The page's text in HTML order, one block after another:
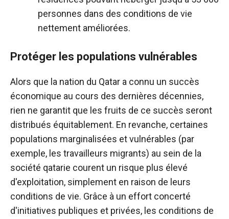
personnes dans des conditions de vie
nettement améliorées.
Protéger les populations vulnérables
Alors que la nation du Qatar a connu un succès
économique au cours des dernières décennies,
rien ne garantit que les fruits de ce succès seront
distribués équitablement. En revanche, certaines
populations marginalisées et vulnérables (par
exemple, les travailleurs migrants) au sein de la
société qatarie courent un risque plus élevé
d'exploitation, simplement en raison de leurs
conditions de vie. Grâce à un effort concerté
d'initiatives publiques et privées, les conditions de